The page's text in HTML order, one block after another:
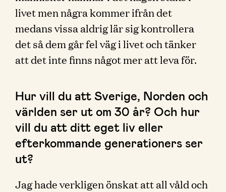
livet men några kommer ifrån det
medans vissa aldrig lär sig kontrollera
det så dem går fel väg i livet och tänker
att det inte finns något mer att leva för.
Hur vill du att Sverige, Norden och
världen ser ut om 30 år? Och hur
vill du att ditt eget liv eller
efterkommande generationers ser
ut?
Jag hade verkligen önskat att all våld och